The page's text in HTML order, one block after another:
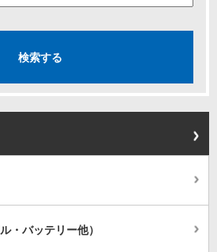
・バッテリー他）